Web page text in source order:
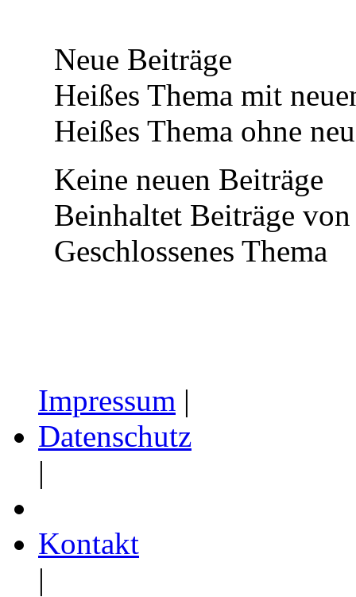
Neue Beiträge
Heißes Thema mit
Heißes Thema ohne
Keine neuen Beiträge
Beinhaltet Beiträge
Geschlossenes Thema
Impressum |
Datenschutz
|
Kontakt
|